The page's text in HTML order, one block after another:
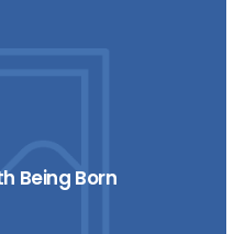
Being Born